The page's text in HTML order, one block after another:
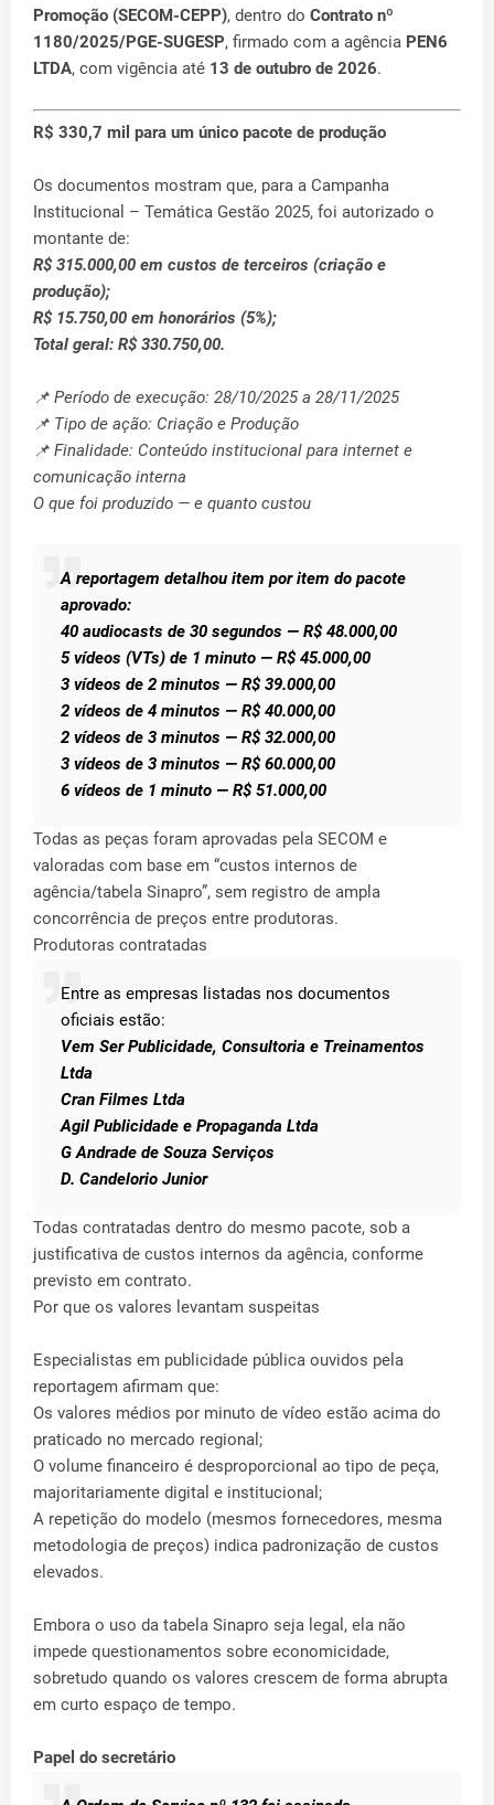
Promoção (SECOM-CEPP), dentro do Contrato nº
1180/2025/PGE-SUGESP, firmado com a agência PEN6
LTDA, com vigência até 13 de outubro de 2026.
R$ 330,7 mil para um único pacote de produção
Os documentos mostram que, para a Campanha
Institucional – Temática Gestão 2025, foi autorizado o
montante de:
R$ 315.000,00 em custos de terceiros (criação e
produção);
R$ 15.750,00 em honorários (5%);
Total geral: R$ 330.750,00.
📌 Período de execução: 28/10/2025 a 28/11/2025
📌 Tipo de ação: Criação e Produção
📌 Finalidade: Conteúdo institucional para internet e
comunicação interna
O que foi produzido — e quanto custou
A reportagem detalhou item por item do pacote
aprovado:
40 audiocasts de 30 segundos — R$ 48.000,00
5 vídeos (VTs) de 1 minuto — R$ 45.000,00
3 vídeos de 2 minutos — R$ 39.000,00
2 vídeos de 4 minutos — R$ 40.000,00
2 vídeos de 3 minutos — R$ 32.000,00
3 vídeos de 3 minutos — R$ 60.000,00
6 vídeos de 1 minuto — R$ 51.000,00
Todas as peças foram aprovadas pela SECOM e
valoradas com base em “custos internos de
agência/tabela Sinapro”, sem registro de ampla
concorrência de preços entre produtoras.
Produtoras contratadas
Entre as empresas listadas nos documentos
oficiais estão:
Vem Ser Publicidade, Consultoria e Treinamentos
Ltda
Cran Filmes Ltda
Agil Publicidade e Propaganda Ltda
G Andrade de Souza Serviços
D. Candelorio Junior
Todas contratadas dentro do mesmo pacote, sob a
justificativa de custos internos da agência, conforme
previsto em contrato.
Por que os valores levantam suspeitas
Especialistas em publicidade pública ouvidos pela
reportagem afirmam que:
Os valores médios por minuto de vídeo estão acima do
praticado no mercado regional;
O volume financeiro é desproporcional ao tipo de peça,
majoritariamente digital e institucional;
A repetição do modelo (mesmos fornecedores, mesma
metodologia de preços) indica padronização de custos
elevados.
Embora o uso da tabela Sinapro seja legal, ela não
impede questionamentos sobre economicidade,
sobretudo quando os valores crescem de forma abrupta
em curto espaço de tempo.
Papel do secretário